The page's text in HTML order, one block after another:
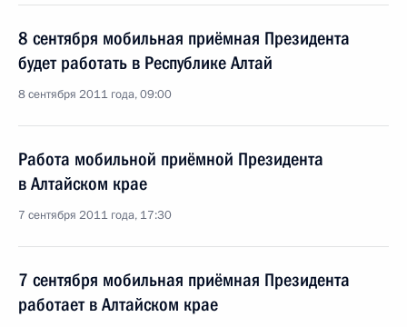
8 сентября мобильная приёмная Президента
будет работать в Республике Алтай
8 сентября 2011 года, 09:00
Работа мобильной приёмной Президента
в Алтайском крае
7 сентября 2011 года, 17:30
7 сентября мобильная приёмная Президента
работает в Алтайском крае